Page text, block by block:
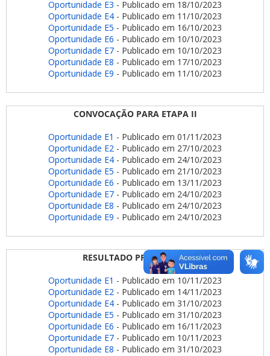
Oportunidade E3 - Publicado em 18/10/2023
Oportunidade E4 - Publicado em 11/10/2023
Oportunidade E5 - Publicado em 16/10/2023
Oportunidade E6 - Publicado em 10/10/2023
Oportunidade E7 - Publicado em 10/10/2023
Oportunidade E8 - Publicado em 17/10/2023
Oportunidade E9 - Publicado em 11/10/2023
CONVOCAÇÃO PARA ETAPA II
Oportunidade E1 - Publicado em 01/11/2023
Oportunidade E2 - Publicado em 27/10/2023
Oportunidade E4 - Publicado em 24/10/2023
Oportunidade E5 - Publicado em 21/10/2023
Oportunidade E6 - Publicado em 13/11/2023
Oportunidade E7 - Publicado em 24/10/2023
Oportunidade E8 - Publicado em 24/10/2023
Oportunidade E9 - Publicado em 24/10/2023
RESULTADO PRELIMINAR
Oportunidade E1 - Publicado em 10/11/2023
Oportunidade E2 - Publicado em 14/11/2023
Oportunidade E4 - Publicado em 31/10/2023
Oportunidade E5 - Publicado em 31/10/2023
Oportunidade E6 - Publicado em 16/11/2023
Oportunidade E7 - Publicado em 10/11/2023
Oportunidade E8 - Publicado em 31/10/2023